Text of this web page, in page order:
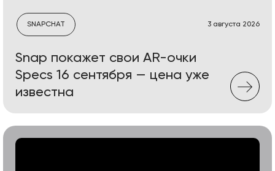
SNAPCHAT 3 августа 2026
Snap покажет свои AR-очки
Specs 16 сентября — цена уже
известна